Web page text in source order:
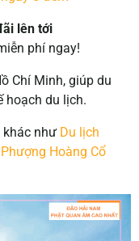
lên tới
phí ngay!
Chí Minh, giúp du
hoạch du lịch.
khác như Du lịch
Hoàng Cổ